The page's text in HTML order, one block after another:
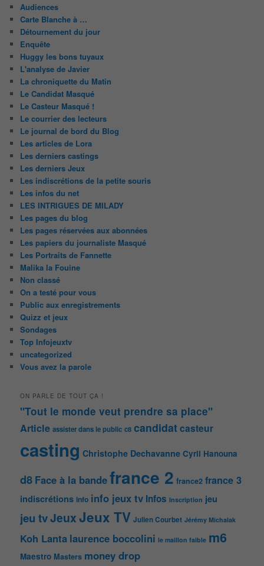
Audiences
Carte Blanche à …
Détournement du jour
Enquête
Huggy les bons tuyaux
L'analyse de Javier
La chroniquette du Matin
Le Candidat Masqué
Le Casteur Masqué !
Le courrier des lecteurs
Le journal de bord du Blog
Les articles de Lora
Les derniers castings
Les derniers Jeux
Les indiscrétions de la petite souris
Les infos du net
LES INTRIGUES DE MILADY
Les pages du blog
Les pages réservées aux abonnées
Les papiers du journaliste Masqué
Les Portraits de Fannette
Malika la Fouine
Non classé
On a testé pour vous
Public aux enregistrements
Quizz et jeux
Sondages
Top Infojeuxtv
uncategorized
Vous avez la parole
ON PARLE DE TOUT ÇA !
"Tout le monde veut prendre sa place"
Article assister dans le public c8 candidatcasteur
casting Christophe Dechavanne Cyril Hanouna
d8 Face à la bandefrance 2 france2 france 3
indiscrétions info info jeux tv Infos Inscription jeu
jeu tvJeuxJeux TV Julien Courbet Jérémy Michalak
Koh Lanta laurence boccolini le maillon faible m6
Maestro Masters money drop